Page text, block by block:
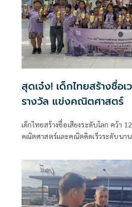
สุดเจ๋ง! เด็กไทยสร้างชื่อเ
รางวัล แข่งคณิตศาสตร์
เด็กไทยสร้างชื่อเสียงระดับโลก คว้า
คณิตศาสตร์และคณิตคิดเร็วระดับนา